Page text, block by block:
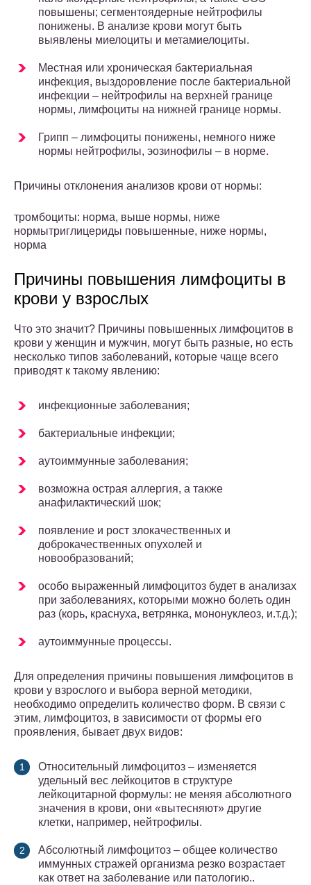
повышены; сегментоядерные нейтрофилы
понижены. В анализе крови могут быть
выявлены миелоциты и метамиелоциты.
Местная или хроническая бактериальная
инфекция, выздоровление после бактериальной
инфекции – нейтрофилы на верхней границе
нормы, лимфоциты на нижней границе нормы.
Грипп – лимфоциты понижены, немного ниже
нормы нейтрофилы, эозинофилы – в норме.
Причины отклонения анализов крови от нормы:
тромбоциты: норма, выше нормы, ниже
нормытриглицериды повышенные, ниже нормы,
норма
Причины повышения лимфоциты в
крови у взрослых
Что это значит? Причины повышенных лимфоцитов в
крови у женщин и мужчин, могут быть разные, но есть
несколько типов заболеваний, которые чаще всего
приводят к такому явлению:
инфекционные заболевания;
бактериальные инфекции;
аутоиммунные заболевания;
возможна острая аллергия, а также
анафилактический шок;
появление и рост злокачественных и
доброкачественных опухолей и
новообразований;
особо выраженный лимфоцитоз будет в анализах
при заболеваниях, которыми можно болеть один
раз (корь, краснуха, ветрянка, мононуклеоз, и.т.д.);
аутоиммунные процессы.
Для определения причины повышения лимфоцитов в
крови у взрослого и выбора верной методики,
необходимо определить количество форм. В связи с
этим, лимфоцитоз, в зависимости от формы его
проявления, бывает двух видов:
Относительный лимфоцитоз – изменяется
удельный вес лейкоцитов в структуре
лейкоцитарной формулы: не меняя абсолютного
значения в крови, они «вытесняют» другие
клетки, например, нейтрофилы.
Абсолютный лимфоцитоз – общее количество
иммунных стражей организма резко возрастает
как ответ на заболевание или патологию..